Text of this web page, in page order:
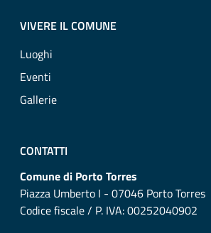
VIVERE IL COMUNE
Luoghi
Eventi
Gallerie
CONTATTI
Comune di Porto Torres
Piazza Umberto I - 07046 Porto Torres
Codice fiscale / P. IVA: 00252040902